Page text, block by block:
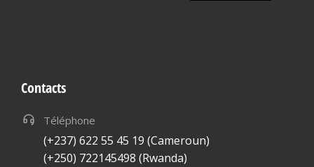
Contacts
Téléphone
(+237) 622 55 45 19 (Cameroun)
(+250) 722145498 (Rwanda)